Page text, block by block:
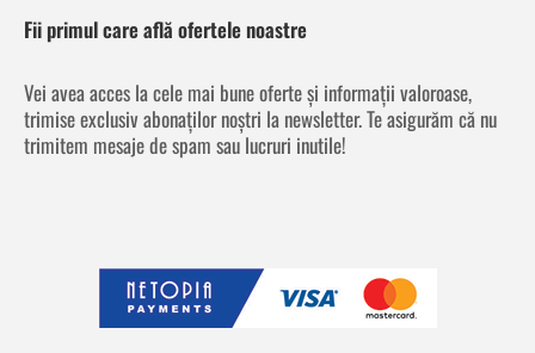
Fii primul care află ofertele noastre
Vei avea acces la cele mai bune oferte și informații valoroase,
trimise exclusiv abonaților noștri la newsletter. Te asigurăm că nu
trimitem mesaje de spam sau lucruri inutile!